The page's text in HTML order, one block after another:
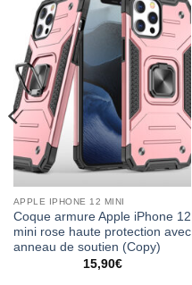
APPLE IPHONE 12 MINI
Coque armure Apple iPhone 12
mini rose haute protection avec
anneau de soutien (Copy)
15,90€